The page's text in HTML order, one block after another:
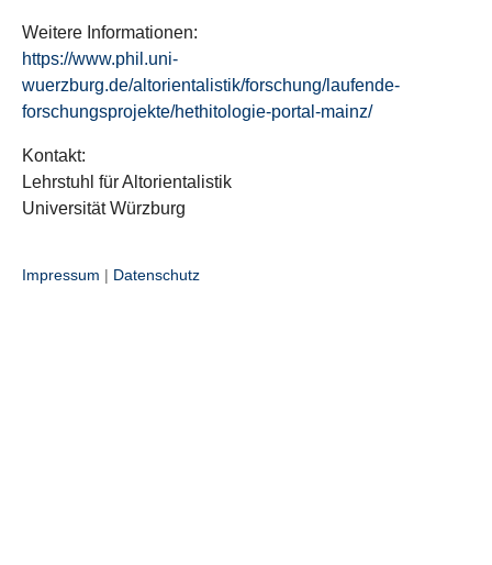
Weitere Informationen:
https://www.phil.uni-
wuerzburg.de/altorientalistik/forschung/laufende-
forschungsprojekte/hethitologie-portal-mainz/
Kontakt:
Lehrstuhl für Altorientalistik
Universität Würzburg
Impressum | Datenschutz